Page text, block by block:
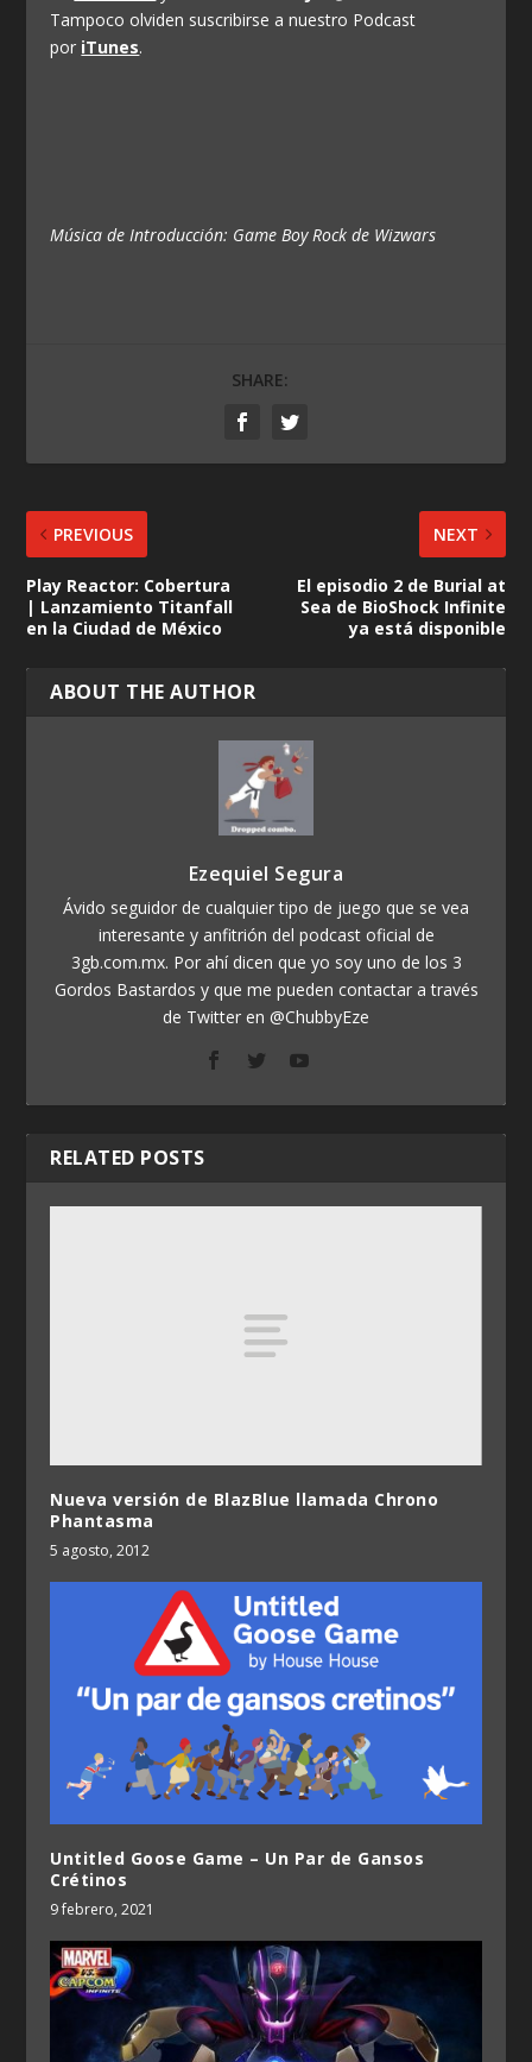
Tampoco olviden suscribirse a nuestro Podcast
por iTunes.
Música de Introducción: Game Boy Rock de Wizwars
SHARE:
PREVIOUS
Play Reactor: Cobertura
| Lanzamiento Titanfall
en la Ciudad de México
NEXT
El episodio 2 de Burial at
Sea de BioShock Infinite
ya está disponible
ABOUT THE AUTHOR
Ezequiel Segura
Ávido seguidor de cualquier tipo de juego que se vea
interesante y anfitrión del podcast oficial de
3gb.com.mx. Por ahí dicen que yo soy uno de los 3
Gordos Bastardos y que me pueden contactar a través
de Twitter en @ChubbyEze
RELATED POSTS
Nueva versión de BlazBlue llamada Chrono
Phantasma
5 agosto, 2012
Untitled Goose Game – Un Par de Gansos
Crétinos
9 febrero, 2021